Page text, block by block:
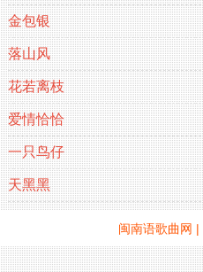
金包银
落山风
花若离枝
爱情恰恰
一只鸟仔
天黑黑
闽南语歌曲网 |